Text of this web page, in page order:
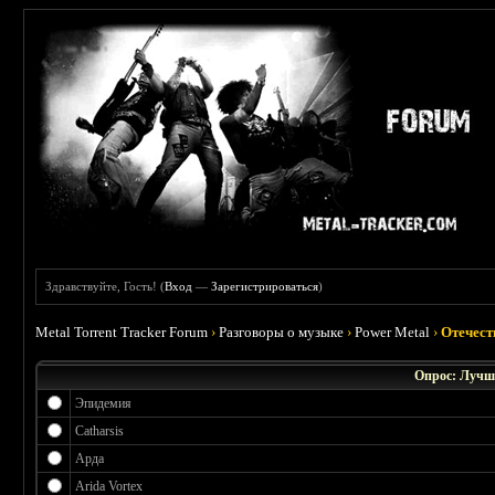
Здравствуйте, Гость! (Вход —Зарегистрироваться)
Metal Torrent Tracker Forum ›Разговоры о музыке ›Power Metal ›
Опрос:
Эпидемия
Catharsis
Арда
Arida Vortex